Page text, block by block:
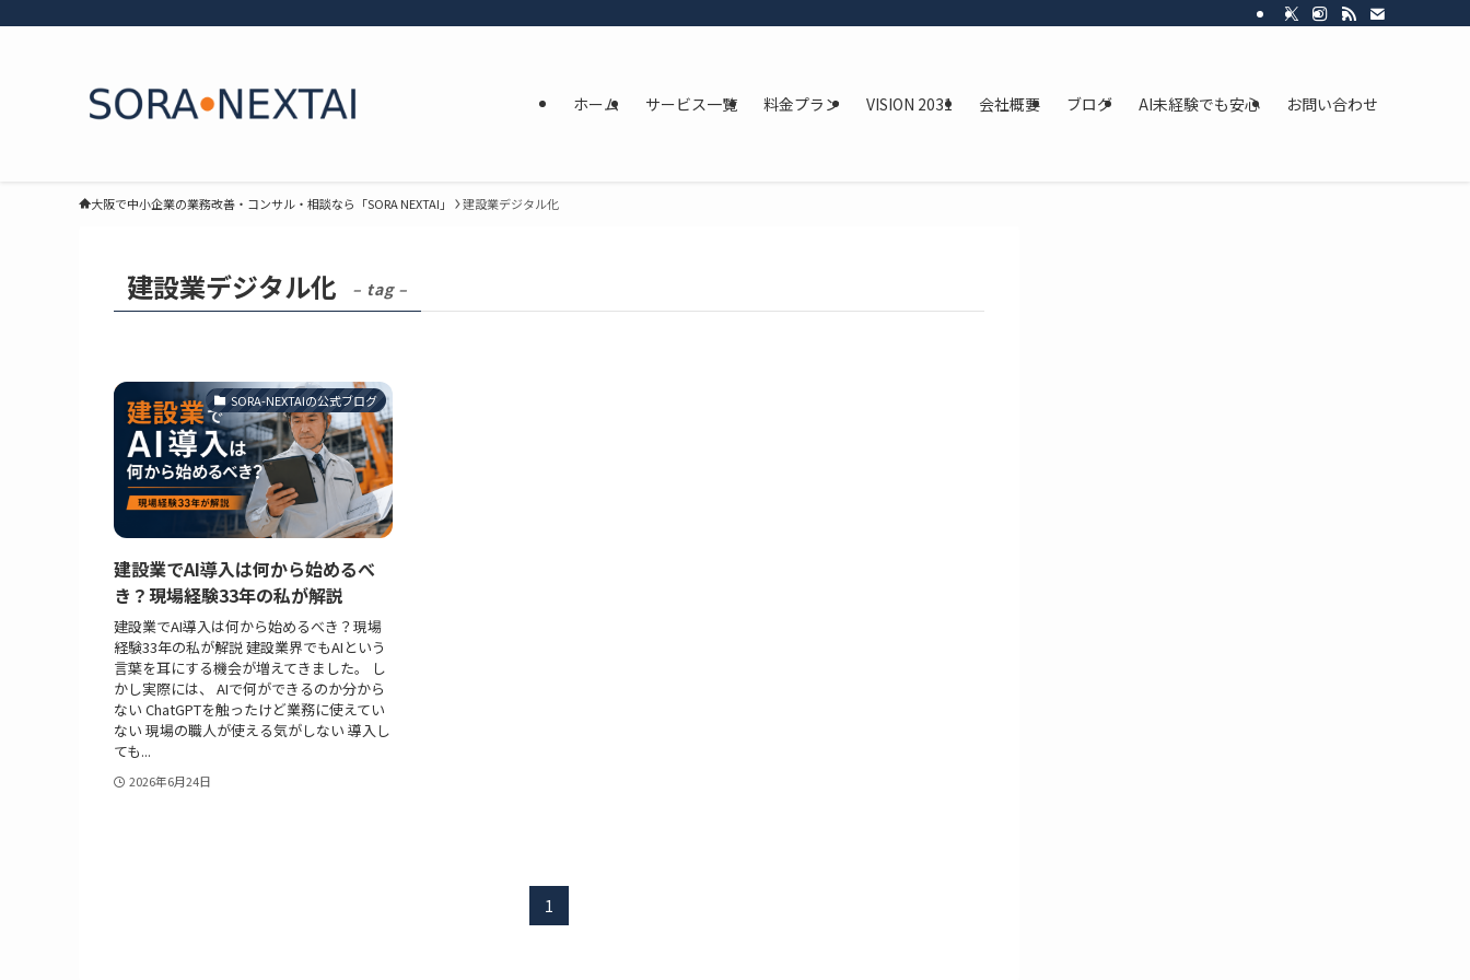
ホーム サービス一覧 料金プラン VISION 2031 会社概要 ブログ AI未経験でも安心 お問い合わせ
大阪で中小企業の業務改善・コンサル・相談なら「SORA NEXTAI」 建設業デジタル化
建設業デジタル化 – tag –
SORA-NEXTAIの公式ブログ
建設業でAI導入は何から始めるべ
き？現場経験33年の私が解説
建設業でAI導入は何から始めるべき？現場
経験33年の私が解説 建設業界でもAIという
言葉を耳にする機会が増えてきました。 し
かし実際には、 AIで何ができるのか分から
ない ChatGPTを触ったけど業務に使えてい
ない 現場の職人が使える気がしない 導入し
ても...
2026年6月24日
1